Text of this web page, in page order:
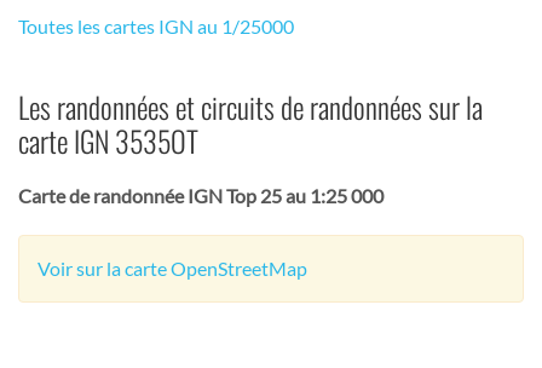
Toutes les cartes IGN au 1/25000
Les randonnées et circuits de randonnées sur la
carte IGN 3535OT
Carte de randonnée IGN Top 25 au 1:25 000
Voir sur la carte OpenStreetMap